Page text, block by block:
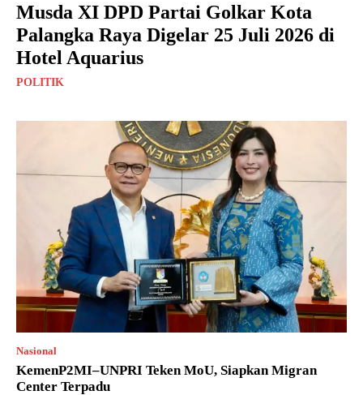
Musda XI DPD Partai Golkar Kota
Palangka Raya Digelar 25 Juli 2026 di
Hotel Aquarius
POLITIK
Nasional
KemenP2MI–UNPRI Teken MoU, Siapkan Migran
Center Terpadu